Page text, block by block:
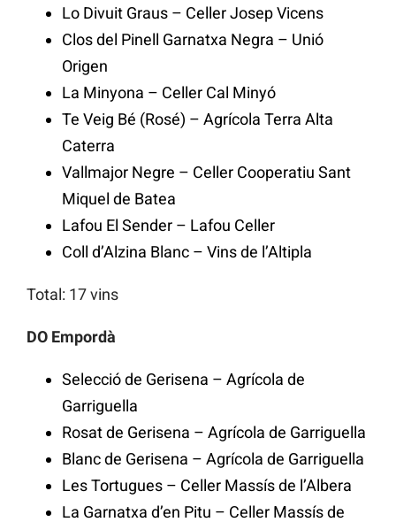
Lo Divuit Graus – Celler Josep Vicens
Clos del Pinell Garnatxa Negra – Unió
Origen
La Minyona – Celler Cal Minyó
Te Veig Bé (Rosé) – Agrícola Terra Alta
Caterra
Vallmajor Negre – Celler Cooperatiu Sant
Miquel de Batea
Lafou El Sender – Lafou Celler
Coll d’Alzina Blanc – Vins de l’Altipla
Total: 17 vins
DO Empordà
Selecció de Gerisena – Agrícola de
Garriguella
Rosat de Gerisena – Agrícola de Garriguella
Blanc de Gerisena – Agrícola de Garriguella
Les Tortugues – Celler Massís de l’Albera
La Garnatxa d’en Pitu – Celler Massís de